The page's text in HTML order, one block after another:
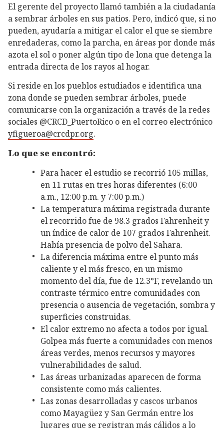
El gerente del proyecto llamó también a la ciudadanía
a sembrar árboles en sus patios. Pero, indicó que, si no
pueden, ayudaría a mitigar el calor el que se siembre
enredaderas, como la parcha, en áreas por donde más
azota el sol o poner algún tipo de lona que detenga la
entrada directa de los rayos al hogar.
Si reside en los pueblos estudiados e identifica una
zona donde se pueden sembrar árboles, puede
comunicarse con la organización a través de la redes
sociales @CRCD_PuertoRico o en el correo electrónico
yfigueroa@crcdpr.org.
Lo que se encontró:
Para hacer el estudio se recorrió 105 millas,
en 11 rutas en tres horas diferentes (6:00
a.m., 12:00 p.m. y 7:00 p.m.)
La temperatura máxima registrada durante
el recorrido fue de 98.3 grados Fahrenheit y
un índice de calor de 107 grados Fahrenheit.
Había presencia de polvo del Sahara.
La diferencia máxima entre el punto más
caliente y el más fresco, en un mismo
momento del día, fue de 12.3°F, revelando un
contraste térmico entre comunidades con
presencia o ausencia de vegetación, sombra y
superficies construidas.
El calor extremo no afecta a todos por igual.
Golpea más fuerte a comunidades con menos
áreas verdes, menos recursos y mayores
vulnerabilidades de salud.
Las áreas urbanizadas aparecen de forma
consistente como más calientes.
Las zonas desarrolladas y cascos urbanos
como Mayagüez y San Germán entre los
lugares que se registran más cálidos a lo